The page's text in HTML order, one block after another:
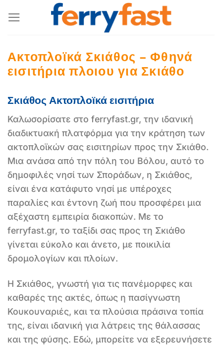
στο
Ακτοπλοϊκά Σκιάθος – Φθηνά
εισιτήρια πλοιου για Σκιάθο
Σκιάθος Ακτοπλοϊκά εισιτήρια
Καλωσορίσατε στο ferryfast.gr, την ιδανική
διαδικτυακή πλατφόρμα για την κράτηση των
ακτοπλοϊκών σας εισιτηρίων προς την Σκιάθο.
Μια ανάσα από την πόλη του Βόλου, αυτό το
δημοφιλές νησί των Σποράδων, η Σκιάθος,
είναι ένα κατάφυτο νησί με υπέροχες
παραλίες και έντονη ζωή που προσφέρει μια
αξέχαστη εμπειρία διακοπών. Με το
ferryfast.gr, το ταξίδι σας προς τη Σκιάθο
γίνεται εύκολο και άνετο, με ποικιλία
δρομολογίων και πλοίων.
Η Σκιάθος, γνωστή για τις πανέμορφες και
καθαρές της ακτές, όπως η πασίγνωστη
Κουκουναριές, και τα πλούσια πράσινα τοπία
της, είναι ιδανική για λάτρεις της θάλασσας
και της φύσης. Εδώ, μπορείτε να εξερευνήσετε